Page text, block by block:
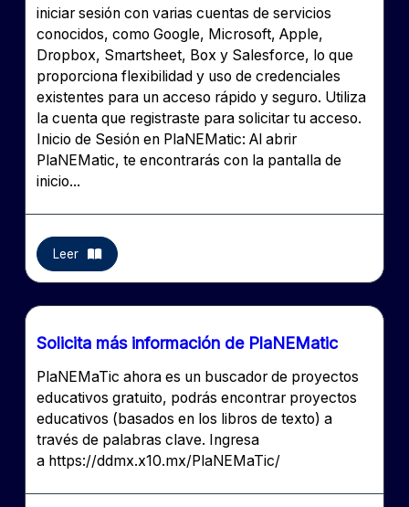
iniciar sesión con varias cuentas de servicios
conocidos, como Google, Microsoft, Apple,
Dropbox, Smartsheet, Box y Salesforce, lo que
proporciona flexibilidad y uso de credenciales
existentes para un acceso rápido y seguro. Utiliza
la cuenta que registraste para solicitar tu acceso.
Inicio de Sesión en PlaNEMatic: Al abrir
PlaNEMatic, te encontrarás con la pantalla de
inicio...
Leer
Solicita más información de PlaNEMatic
PlaNEMaTic ahora es un buscador de proyectos
educativos gratuito, podrás encontrar proyectos
educativos (basados en los libros de texto) a
través de palabras clave. Ingresa
a https://ddmx.x10.mx/PlaNEMaTic/